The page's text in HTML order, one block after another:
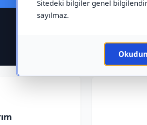
Sitedeki bilgiler genel
sayılmaz.